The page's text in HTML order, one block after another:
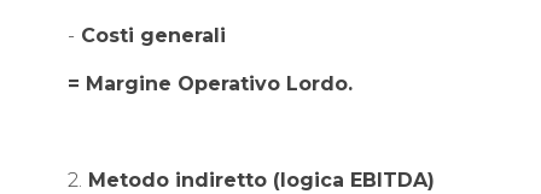
- Costi generali
= Margine Operativo Lordo.
2. Metodo indiretto (logica EBITDA)